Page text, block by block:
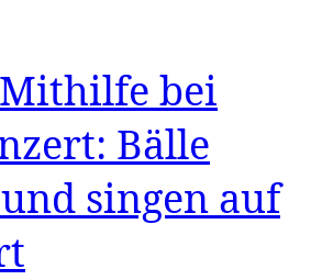
bei
Bälle
singen auf